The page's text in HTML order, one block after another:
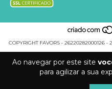
Ao navegar por este site
para agilizar a sua
COPYRIGHT FAVORS - 26220282000126 -